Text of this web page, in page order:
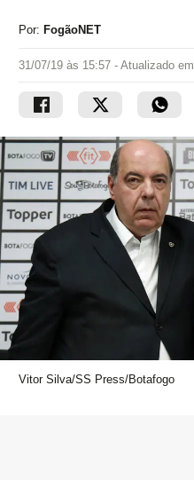
Por: FogãoNET
31/07/19 às 15:57 - Atualizado em
Vitor Silva/SS Press/Botafogo